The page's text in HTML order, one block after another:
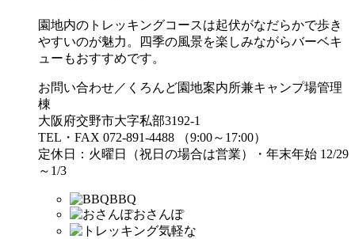
園地内のトレッキングコースは起伏がなだらかで歩き
やすいのが魅力。四季の風景を楽しみながらバーベキ
ューもおすすめです。
お問い合わせ／くろんど園地案内所兼キャンプ場管理
棟
大阪府交野市大字私部3192-1
TEL・FAX 072-891-4488 （9:00～17:00）
定休日：火曜日（祝日の場合は営業）・年末年始 12/29
～1/3
BBQ
おさんぽ
気軽な